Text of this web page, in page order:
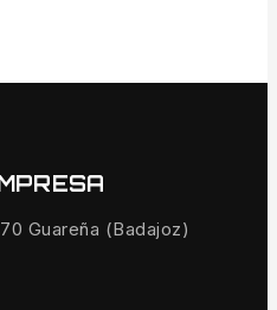
Guareña (Badajoz)